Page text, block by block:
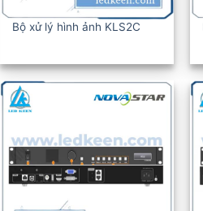
BỘ XỬ LÝ HÌNH ẢNH KLS6C